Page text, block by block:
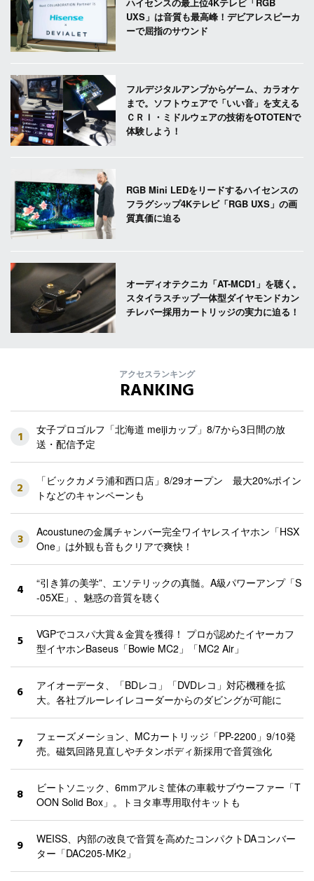
UXS」は音質も最高峰！デビアレスピーカ
ーで屈指のサウンド
フルデジタルアンプからゲーム、カラオケ
まで。ソフトウェアで「いい音」を支える
ＣＲＩ・ミドルウェアの技術をOTOTENで
体験しよう！
RGB Mini LEDをリードするハイセンスの
フラグシップ4Kテレビ「RGB UXS」の画
質真価に迫る
オーディオテクニカ「AT-MCD1」を聴く。
スタイラスチップ一体型ダイヤモンドカン
チレバー採用カートリッジの実力に迫る！
アクセスランキング
RANKING
1
女子プロゴルフ「北海道 meijiカップ」8/7から3日間の放
送・配信予定
2
「ビックカメラ浦和西口店」8/29オープン 最大20%ポイン
トなどのキャンペーンも
3
Acoustuneの金属チャンバー完全ワイヤレスイヤホン「HSX
One」は外観も音もクリアで爽快！
4
“引き算の美学”、エソテリックの真髄。A級パワーアンプ「S
-05XE」、魅惑の音質を聴く
5
VGPでコスパ大賞＆金賞を獲得！ プロが認めたイヤーカフ
型イヤホンBaseus「Bowie MC2」「MC2 Air」
6
アイオーデータ、「BDレコ」「DVDレコ」対応機種を拡
大。各社ブルーレイレコーダーからのダビングが可能に
7
フェーズメーション、MCカートリッジ「PP-2200」9/10発
売。磁気回路見直しやチタンボディ新採用で音質強化
8
ビートソニック、6mmアルミ筐体の車載サブウーファー「T
OON Solid Box」。トヨタ車専用取付キットも
9
WEISS、内部の改良で音質を高めたコンパクトDAコンバー
ター「DAC205-MK2」